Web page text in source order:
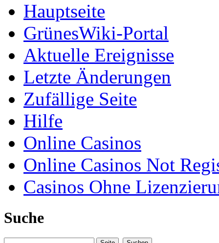
Hauptseite
GrünesWiki-Portal
Aktuelle Ereignisse
Letzte Änderungen
Zufällige Seite
Hilfe
Online Casinos
Online Casinos Not
Casinos Ohne
Suche